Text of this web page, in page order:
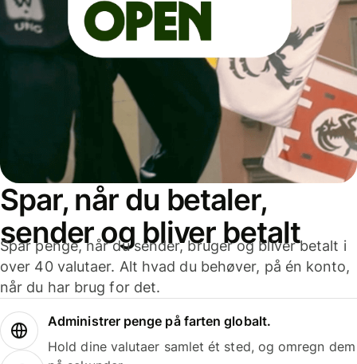
Spar, når du betaler,
sender og bliver betalt
Spar penge, når du sender, bruger og bliver betalt i
over 40 valutaer. Alt hvad du behøver, på én konto,
når du har brug for det.
Administrer penge på farten globalt.
Hold dine valutaer samlet ét sted, og omregn dem